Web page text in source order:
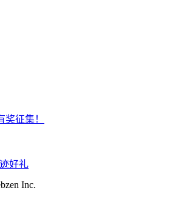
征集！
好礼
Inc.